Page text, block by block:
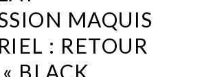
MAQUIS
: RETOUR
BLACK